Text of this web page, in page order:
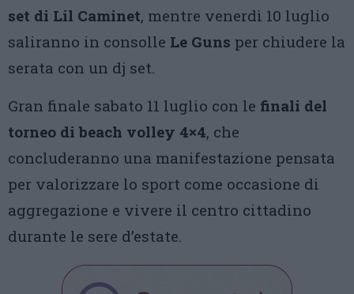
set di Lil Caminet, mentre venerdì 10 luglio
saliranno in consolle Le Guns per chiudere la
serata con un dj set.
Gran finale sabato 11 luglio con le finali del
torneo di beach volley 4×4, che
concluderanno una manifestazione pensata
per valorizzare lo sport come occasione di
aggregazione e vivere il centro cittadino
durante le sere d’estate.